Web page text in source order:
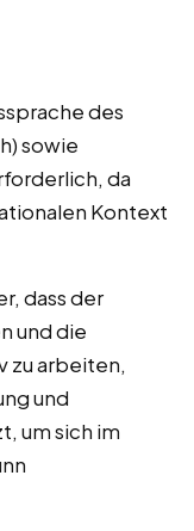
des
sowie
da
Kontext
dass der
und die
zu arbeiten,
und
um sich im